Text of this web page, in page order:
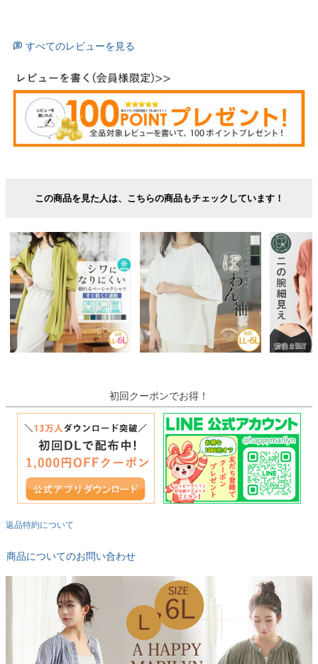
すべてのレビューを見る
この商品を見た人は、こちらの商品もチェックしています！
初回クーポンでお得！
返品特約について
商品についてのお問い合わせ